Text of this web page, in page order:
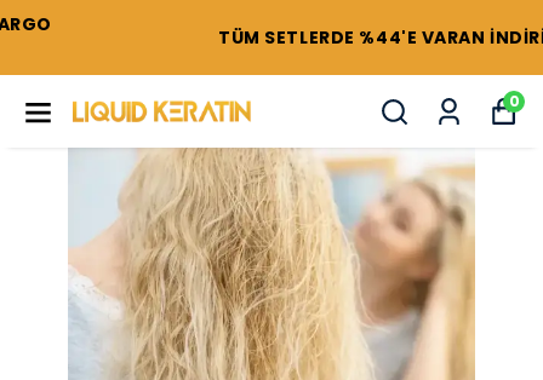
TÜM SETLERDE %44'E VARAN İNDİRİMLER !
0